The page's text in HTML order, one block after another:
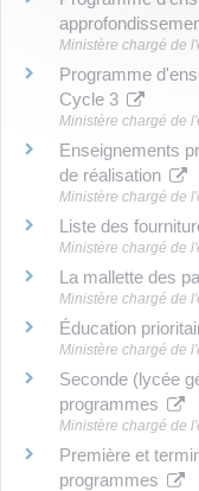
Ministère chargé de
Programme
Cycle 3
Ministère chargé de
Enseignements
de réalisation
Ministère chargé de
Liste des
Ministère chargé de
La mallette des
Ministère chargé de
Éducation
Ministère chargé de
Seconde (lycée
programmes
Ministère chargé de
Première et
programmes